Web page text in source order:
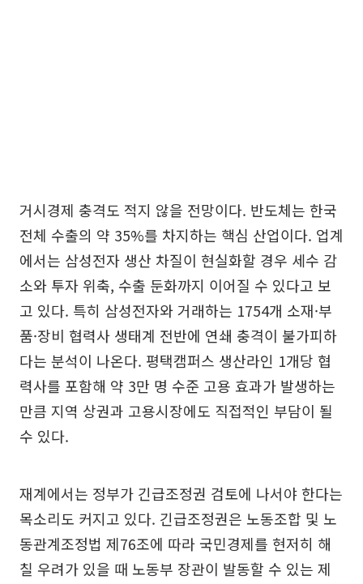
거시경제 충격도 적지 않을 전망이다. 반도체는 한국
전체 수출의 약 35%를 차지하는 핵심 산업이다. 업계
에서는 삼성전자 생산 차질이 현실화할 경우 세수 감
소와 투자 위축, 수출 둔화까지 이어질 수 있다고 보
고 있다. 특히 삼성전자와 거래하는 1754개 소재·부
품·장비 협력사 생태계 전반에 연쇄 충격이 불가피하
다는 분석이 나온다. 평택캠퍼스 생산라인 1개당 협
력사를 포함해 약 3만 명 수준 고용 효과가 발생하는
만큼 지역 상권과 고용시장에도 직접적인 부담이 될
수 있다.
재계에서는 정부가 긴급조정권 검토에 나서야 한다는
목소리도 커지고 있다. 긴급조정권은 노동조합 및 노
동관계조정법 제76조에 따라 국민경제를 현저히 해
칠 우려가 있을 때 노동부 장관이 발동할 수 있는 제